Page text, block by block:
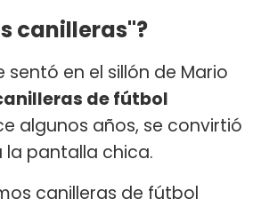
canilleras"?
en el sillón de Mario
de fútbol
algunos años, se convirtió
la pantalla chica.
canilleras de fútbol